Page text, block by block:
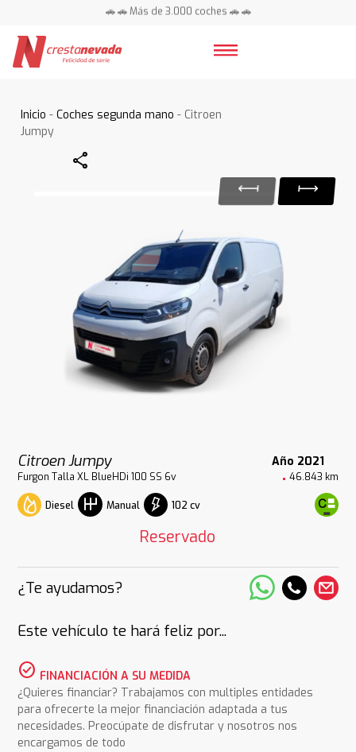
🚗 🚗 Más de 3.000 coches 🚗 🚗
Inicio -Coches segunda mano - Citroen
Jumpy
Share
Citroen Jumpy Año 2021
Furgon Talla XL BlueHDi 100 SS 6v 46.843 km
Diesel Manual 102 cv
Reservado
¿Te ayudamos?
Este vehículo te hará feliz por...
check_circle FINANCIACIÓN A SU MEDIDA
¿Quieres financiar? Trabajamos con multiples entidades
para ofrecerte la mejor financiación adaptada a tus
necesidades. Preocúpate de disfrutar y nosotros nos
encargamos de todo